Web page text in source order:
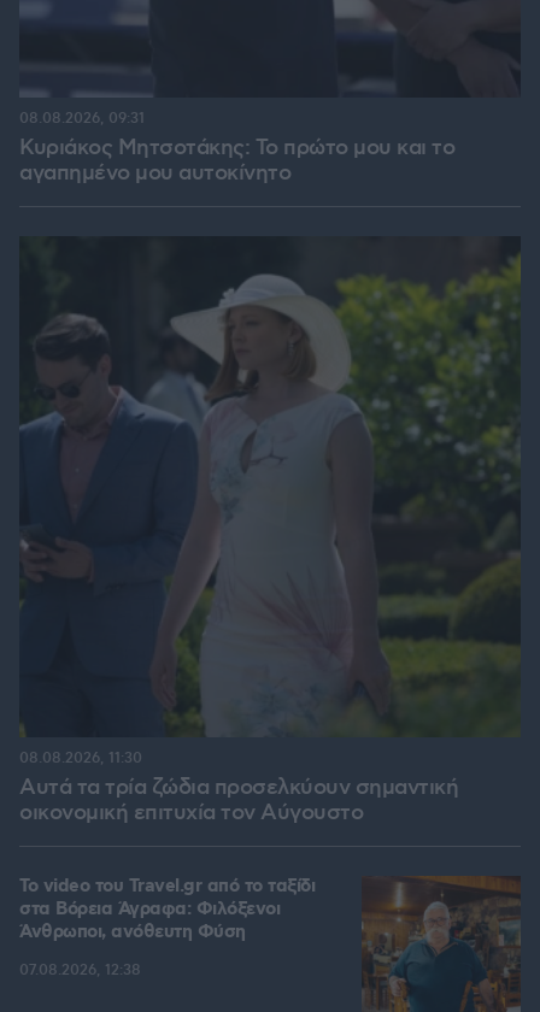
Κυριάκος Μητσοτάκης: Το πρώτο μου και το
αγαπημένο μου αυτοκίνητο
08.08.2026, 09:31
Αυτά τα τρία ζώδια προσελκύουν σημαντική
οικονομική επιτυχία τον Αύγουστο
08.08.2026, 11:30
To video του Travel.gr από το ταξίδι
στα Βόρεια Άγραφα: Φιλόξενοι
Άνθρωποι, ανόθευτη Φύση
07.08.2026, 12:38